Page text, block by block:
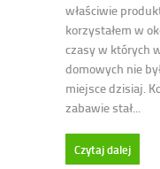
właściwie
korzystałem w
czasy w których
domowych nie
miejsce dzisiaj.
zabawie stał...
Czytaj dalej